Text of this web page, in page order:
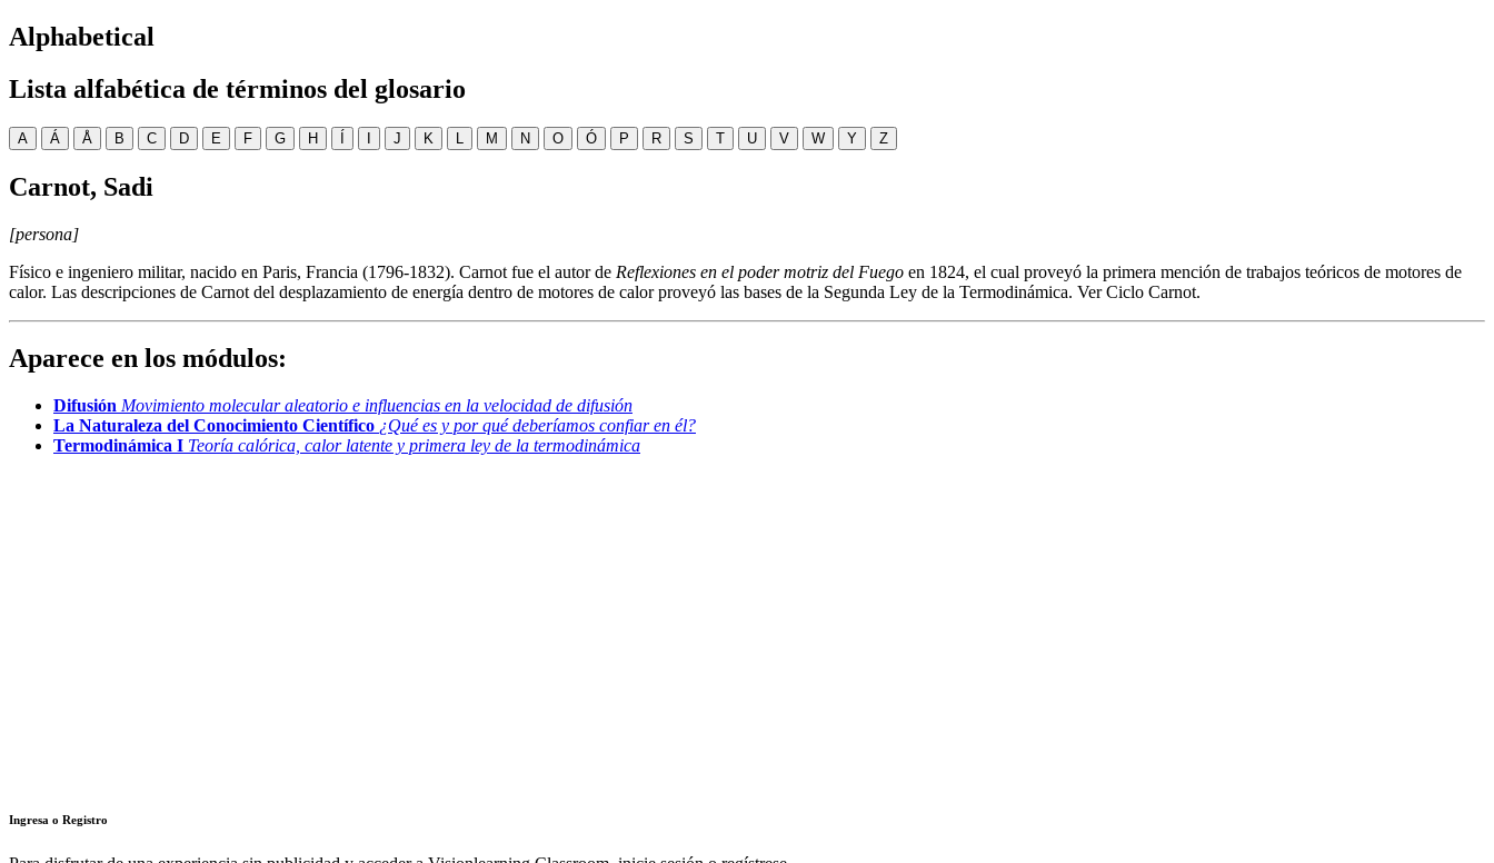
Alphabetical
Lista alfabética de términos del glosario
A Á Å B C D E F G H Í I J K L M N O Ó P R S T U V W Y Z
Carnot, Sadi
[persona]
Físico e ingeniero militar, nacido en Paris, Francia (1796-1832). Carnot fue el autor de Reflexiones en el poder motriz del Fuego en 1824, el cual proveyó la primera mención de trabajos teóricos de motores de
calor. Las descripciones de Carnot del desplazamiento de energía dentro de motores de calor proveyó las bases de la Segunda Ley de la Termodinámica. Ver Ciclo Carnot.
Aparece en los módulos:
Difusión Movimiento molecular aleatorio e influencias en la velocidad de difusión
La Naturaleza del Conocimiento Científico ¿Qué es y por qué deberíamos confiar en él?
Termodinámica I Teoría calórica, calor latente y primera ley de la termodinámica
Ingresa o Registro